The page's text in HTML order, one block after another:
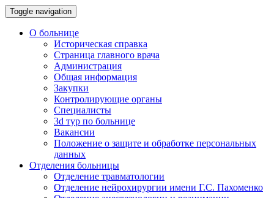
Toggle navigation
О больнице
Историческая справка
Страница главного врача
Администрация
Общая информация
Закупки
Контролирующие органы
Специалисты
3d тур по больнице
Вакансии
Положение о защите и обработке персональных
данных
Отделения больницы
Отделение травматологии
Отделение нейрохирургии имени Г.С. Пахоменко